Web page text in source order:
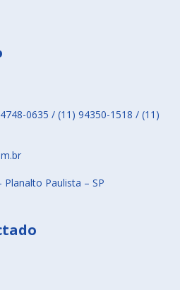
0635 / (11) 94350-1518 / (11)
Paulista – SP